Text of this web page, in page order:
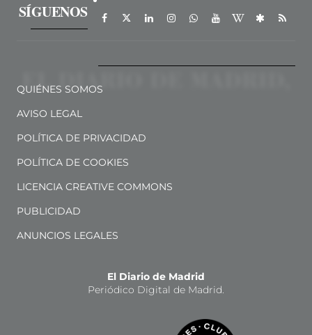
SÍGUENOS
QUIÉNES SOMOS
AVISO LEGAL
POLÍTICA DE PRIVACIDAD
POLÍTICA DE COOKIES
LICENCIA CREATIVE COMMONS
PUBLICIDAD
ANUNCIOS LEGALES
El Diario de Madrid
Periódico Digital de Madrid.